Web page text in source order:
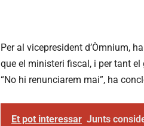
Per al vicepresident d’Òmnium,
que el ministeri fiscal, i per tant
“No hi renunciarem mai”, ha
Et pot interessar Junts